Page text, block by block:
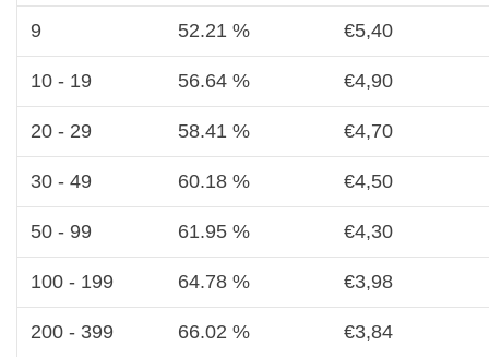
9 52.21 % €5,40
10 - 19 56.64 % €4,90
20 - 29 58.41 % €4,70
30 - 49 60.18 % €4,50
50 - 99 61.95 % €4,30
100 - 199 64.78 % €3,98
200 - 399 66.02 % €3,84